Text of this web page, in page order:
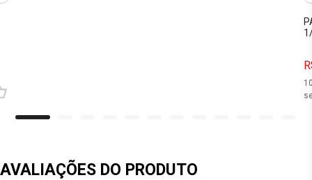
AVALIAÇÕES DO PRODUTO